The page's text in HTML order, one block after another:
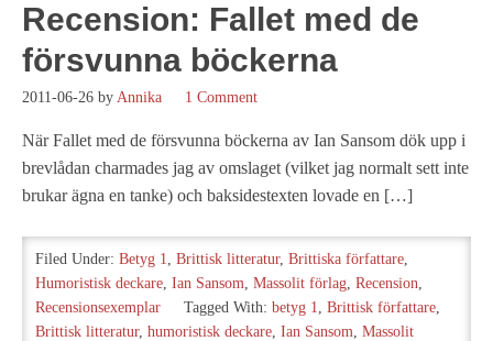
Recension: Fallet med de
försvunna böckerna
2011-06-26 by Annika 1 Comment
När Fallet med de försvunna böckerna av Ian Sansom dök upp i
brevlådan charmades jag av omslaget (vilket jag normalt sett inte
brukar ägna en tanke) och baksidestexten lovade en […]
Filed Under: Betyg 1, Brittisk litteratur, Brittiska författare,
Humoristisk deckare, Ian Sansom, Massolit förlag, Recension,
Recensionsexemplar
Tagged With: betyg 1, Brittisk författare,
Brittisk litteratur, humoristisk deckare, Ian Sansom, Massolit